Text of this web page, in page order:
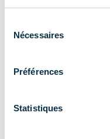
Nécessaires
Préférences
Statistiques
Le